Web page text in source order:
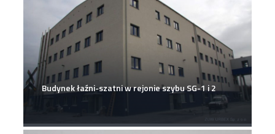
Budynek łaźni-szatni w rejonie szybu SG-1 i 2